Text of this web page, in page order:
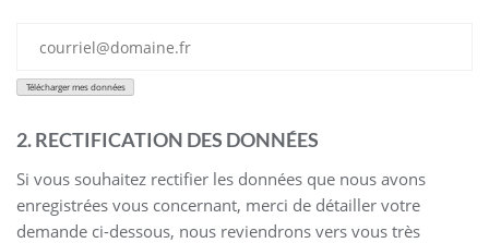
2. RECTIFICATION DES DONNÉES
Si vous souhaitez rectifier les données que nous avons
enregistrées vous concernant, merci de détailler votre
demande ci-dessous, nous reviendrons vers vous très